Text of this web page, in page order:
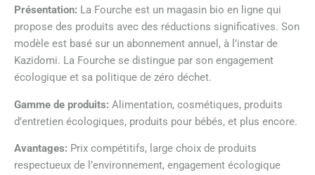
Présentation: La Fourche est un magasin bio en ligne qui
propose des produits avec des réductions significatives. Son
modèle est basé sur un abonnement annuel, à l’instar de
Kazidomi. La Fourche se distingue par son engagement
écologique et sa politique de zéro déchet.
Gamme de produits: Alimentation, cosmétiques, produits
d’entretien écologiques, produits pour bébés, et plus encore.
Avantages: Prix compétitifs, large choix de produits
respectueux de l’environnement, engagement écologique